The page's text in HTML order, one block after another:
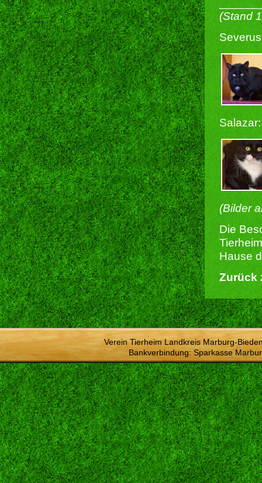
(Stand
Salazar:
(Bilder
Die
Hause
Zurück
Verein Tierheim Landkreis Marburg-
Bankverbindung: Sparkasse